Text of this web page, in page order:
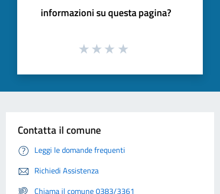
informazioni su questa pagina?
Contatta il comune
Leggi le domande frequenti
Richiedi Assistenza
Chiama il comune 0383/3361